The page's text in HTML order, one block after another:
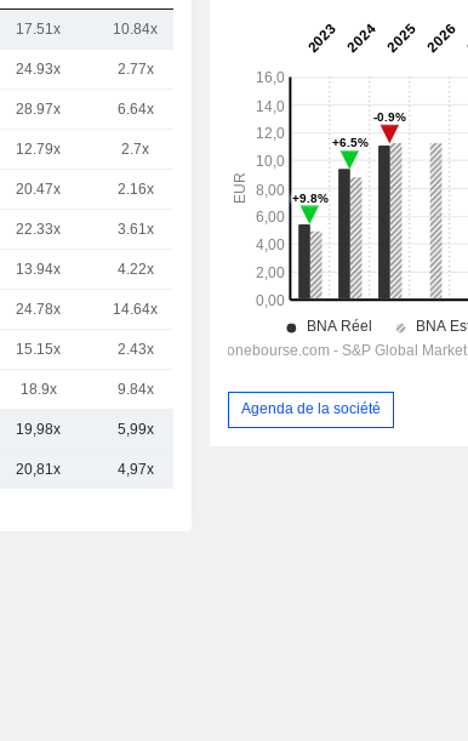
17.51x 10.84x
24.93x 2.77x
28.97x 6.64x
12.79x 2.7x
20.47x 2.16x 5.54x
22.33x 3.61x
13.94x 4.22x
24.78x 14.64x
15.15x 2.43x 2.13x
18.9x 9.84x 3.94x
19,98x 5,99x 5,57x
20,81x 4,97x
Agenda de la société